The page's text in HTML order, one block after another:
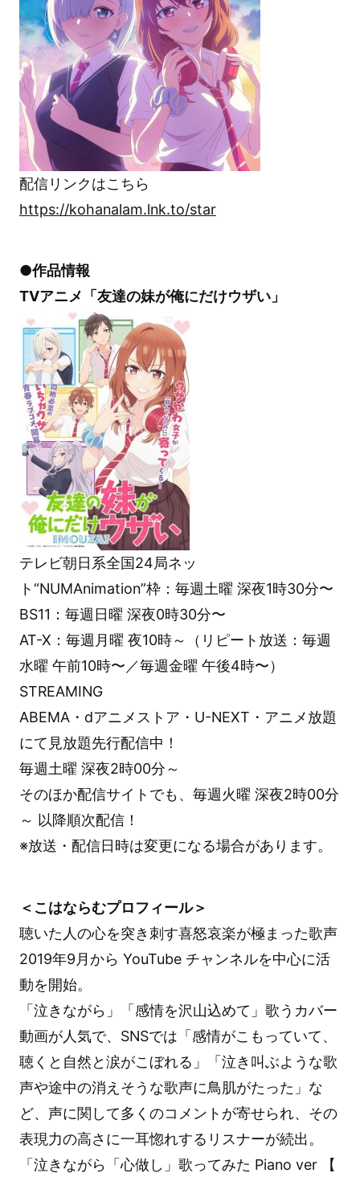
配信リンクはこちら
https://kohanalam.lnk.to/star
●作品情報
TVアニメ「友達の妹が俺にだけウザい」
テレビ朝日系全国24局ネッ
ト“NUMAnimation”枠：毎週土曜 深夜1時30分〜
BS11：毎週日曜 深夜0時30分〜
AT-X：毎週月曜 夜10時～（リピート放送：毎週
水曜 午前10時〜／毎週金曜 午後4時〜）
STREAMING
ABEMA・dアニメストア・U-NEXT・アニメ放題
にて見放題先行配信中！
毎週土曜 深夜2時00分～
そのほか配信サイトでも、毎週火曜 深夜2時00分
～ 以降順次配信！
※放送・配信日時は変更になる場合があります。
＜こはならむプロフィール＞
聴いた人の心を突き刺す喜怒哀楽が極まった歌声
2019年9月から YouTube チャンネルを中心に活
動を開始。
「泣きながら」「感情を沢山込めて」歌うカバー
動画が人気で、SNSでは「感情がこもっていて、
聴くと自然と涙がこぼれる」「泣き叫ぶような歌
声や途中の消えそうな歌声に鳥肌がたった」な
ど、声に関して多くのコメントが寄せられ、その
表現力の高さに一耳惚れするリスナーが続出。
「泣きながら「心做し」歌ってみた Piano ver 【